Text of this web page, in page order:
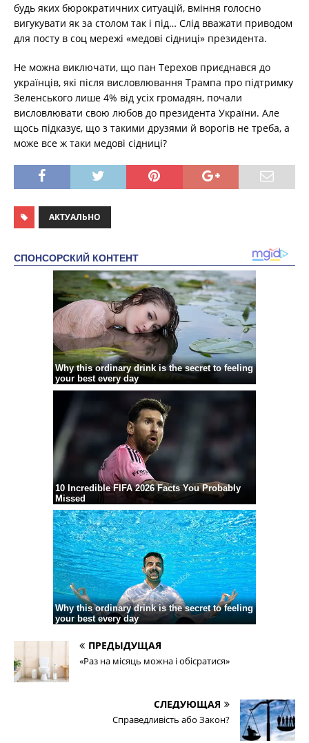
будь яких бюрократичних ситуацій, вміння голосно
вигукувати як за столом так і під… Слід вважати приводом
для посту в соц мережі «медові сідниці» президента.
Не можна виключати, що пан Терехов приєднався до
українців, які після висловлювання Трампа про підтримку
Зеленського лише 4% від усіх громадян, почали
висловлювати свою любов до президента України. Але
щось підказує, що з такими друзями й ворогів не треба, а
може все ж таки медові сідниці?
АКТУАЛЬНО
ПРЕДЫДУЩАЯ
«Раз на місяць можна і обісратися»
СЛЕДУЮЩАЯ
Справедливість або Закон?